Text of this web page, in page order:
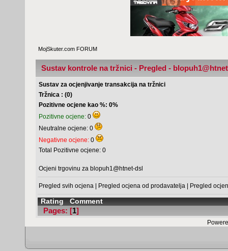
MojSkuter.com FORUM
Sustav kontrole na tržnici - Pregled -
Sustav za ocjenjivanje transakcija na tržnici
Tržnica : (0)
Pozitivne ocjene kao %: 0%
Pozitivne ocjene: 0
Neutralne ocjene: 0
Negativne ocjene: 0
Total Pozitivne ocjene: 0
Ocjeni trgovinu za blopuh1@htnet-dsl
Pregled svih ocjena | Pregled ocjena od prodavatelja | Pregled
Rating Comment
Pages: [1]